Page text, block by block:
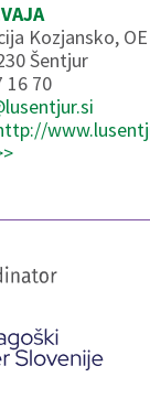
Kozjansko,
Šentjur
16 70